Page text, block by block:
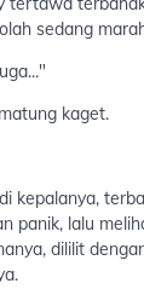
sedang
kaget.
kepalanya,
panik, lalu
dililit